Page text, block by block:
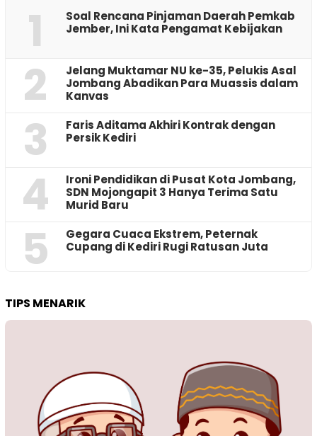
1
‎Soal Rencana Pinjaman Daerah Pemkab
Jember, Ini Kata Pengamat Kebijakan ‎
2
Jelang Muktamar NU ke-35, Pelukis Asal
Jombang Abadikan Para Muassis dalam
Kanvas
3
Faris Aditama Akhiri Kontrak dengan
Persik Kediri
4
Ironi Pendidikan di Pusat Kota Jombang,
SDN Mojongapit 3 Hanya Terima Satu
Murid Baru
5
‎Gegara Cuaca Ekstrem, Peternak
Cupang di Kediri Rugi Ratusan Juta
TIPS MENARIK